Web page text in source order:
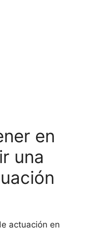
en
una
actuación en